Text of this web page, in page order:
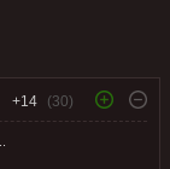
+14 (30)